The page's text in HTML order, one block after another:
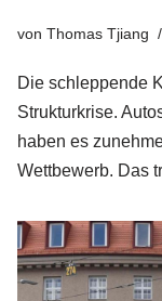
von Thomas Tjiang
Die schleppende
Strukturkrise.
haben es
Wettbewerb. Das